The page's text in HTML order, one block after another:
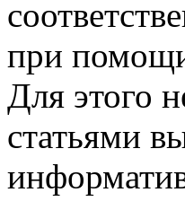
при
Для этого
статьями